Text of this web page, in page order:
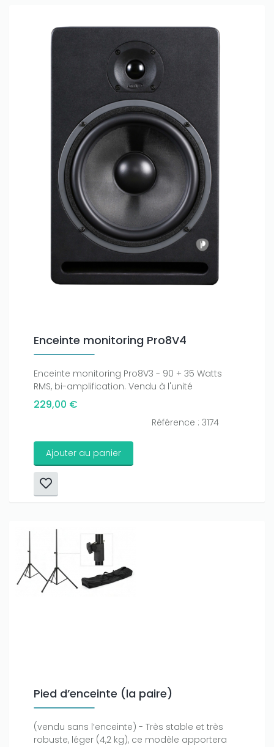
Enceinte monitoring Pro8V4
Enceinte monitoring Pro8V3 - 90 + 35 Watts
RMS, bi-amplification. Vendu à l'unité
229,00 €
Référence : 3174
Ajouter au panier
Pied d’enceinte (la paire)
(vendu sans l’enceinte) - Très stable et très
robuste, léger (4,2 kg), ce modèle apportera